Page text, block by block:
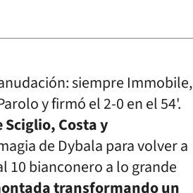
siempre Immobile,
y firmó el 2-0 en el 54'.
Costa y
de Dybala para volver a
10 bianconero a lo grande
transformando un